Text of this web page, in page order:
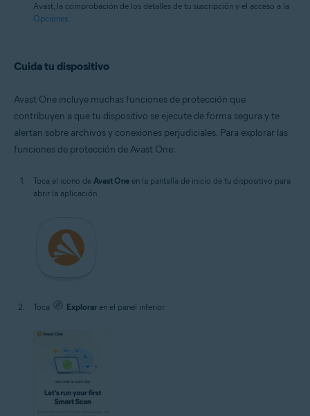
Avast, la comprobación de los detalles de tu suscripción y el acceso a la
Opciones.
Cuida tu dispositivo
Avast One incluye muchas funciones de protección que
contribuyen a que tu dispositivo se ejecute de forma segura y te
alertan sobre archivos y conexiones perjudiciales. Para explorar las
funciones de protección de Avast One:
Toca el icono de Avast One en la pantalla de inicio de tu dispositivo para
abrir la aplicación.
Toca Explorar en el panel inferior.